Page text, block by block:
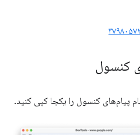
کنسول
پیام‌های کنسول را یکجا کپی کنید.